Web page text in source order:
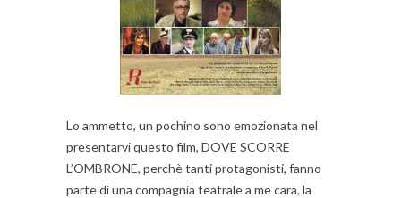
Lo ammetto, un pochino sono emozionata nel
presentarvi questo film, DOVE SCORRE
L’OMBRONE, perchè tanti protagonisti, fanno
parte di una compagnia teatrale a me cara, la